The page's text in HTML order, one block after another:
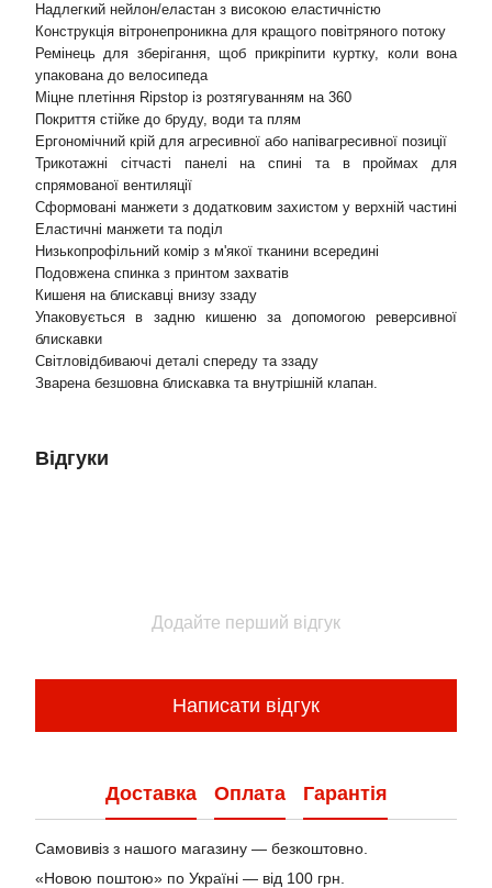
Надлегкий нейлон/еластан з високою еластичністю
Конструкція вітронепроникна для кращого повітряного потоку
Ремінець для зберігання, щоб прикріпити куртку, коли вона
упакована до велосипеда
Міцне плетіння Ripstop із розтягуванням на 360
Покриття стійке до бруду, води та плям
Ергономічний крій для агресивної або напівагресивної позиції
Трикотажні сітчасті панелі на спині та в проймах для
спрямованої вентиляції
Сформовані манжети з додатковим захистом у верхній частині
Еластичні манжети та поділ
Низькопрофільний комір з м'якої тканини всередині
Подовжена спинка з принтом захватів
Кишеня на блискавці внизу ззаду
Упаковується в задню кишеню за допомогою реверсивної
блискавки
Світловідбиваючі деталі спереду та ззаду
Зварена безшовна блискавка та внутрішній клапан.
Відгуки
Додайте перший відгук
Написати відгук
Доставка Оплата Гарантія
Самовивіз з нашого магазину — безкоштовно.
«Новою поштою» по Україні — від 100 грн.